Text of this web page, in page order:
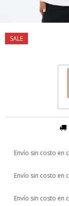
Envío sin costo en
Envío sin costo en
Envío sin costo en